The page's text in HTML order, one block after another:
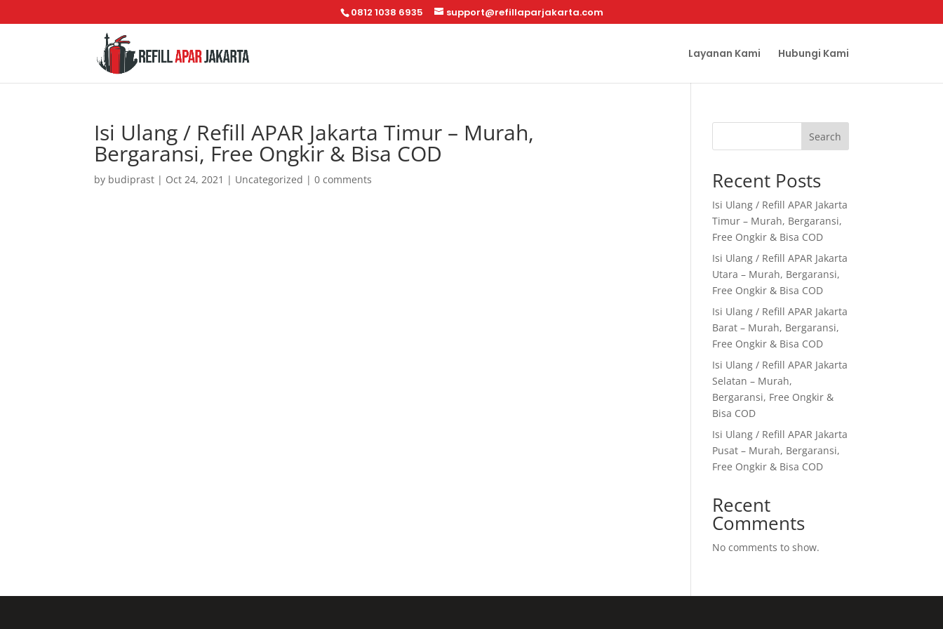
0812 1038 6935 support@refillaparjakarta.com
Layanan Kami Hubungi Kami
Isi Ulang / Refill APAR Jakarta Timur – Murah,
Bergaransi, Free Ongkir & Bisa COD
by budiprast | Oct 24, 2021 | Uncategorized |0 comments
Search
Recent Posts
Isi Ulang / Refill APAR Jakarta
Timur – Murah, Bergaransi,
Free Ongkir & Bisa COD
Isi Ulang / Refill APAR Jakarta
Utara – Murah, Bergaransi,
Free Ongkir & Bisa COD
Isi Ulang / Refill APAR Jakarta
Barat – Murah, Bergaransi,
Free Ongkir & Bisa COD
Isi Ulang / Refill APAR Jakarta
Selatan – Murah,
Bergaransi, Free Ongkir &
Bisa COD
Isi Ulang / Refill APAR Jakarta
Pusat – Murah, Bergaransi,
Free Ongkir & Bisa COD
Recent
Comments
No comments to show.